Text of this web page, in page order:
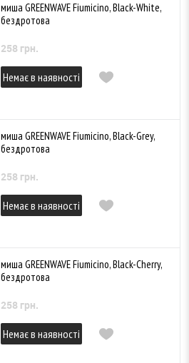
миша GREENWAVE Fiumicino, Black-White,
бездротова
258 грн.
Немає в наявності
миша GREENWAVE Fiumicino, Black-Grey,
бездротова
258 грн.
Немає в наявності
миша GREENWAVE Fiumicino, Black-Cherry,
бездротова
258 грн.
Немає в наявності